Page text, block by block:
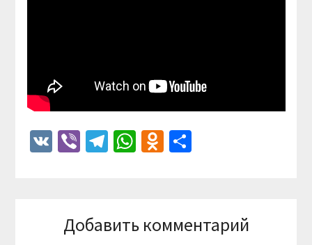
VKViberTelegram
WhatsApp
Odnoklassniki
Отправить
Добавить комментарий